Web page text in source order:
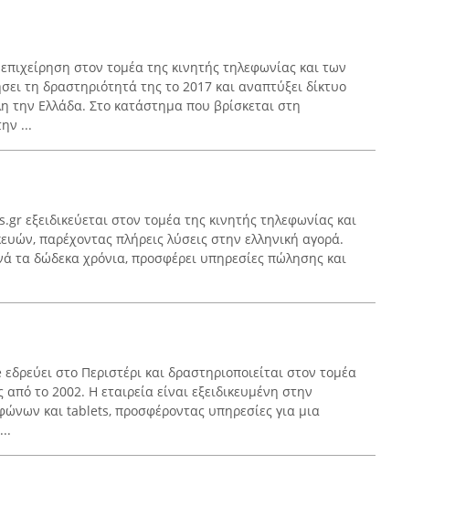
στον τομέα της κινητής τηλεφωνίας και των
τη δραστηριότητά της το 2017 και αναπτύξει δίκτυο
την Ελλάδα. Στο κατάστημα που βρίσκεται στη
...
εξειδικεύεται στον τομέα της κινητής τηλεφωνίας και
παρέχοντας πλήρεις λύσεις στην ελληνική αγορά.
τα δώδεκα χρόνια, προσφέρει υπηρεσίες πώλησης και
στο Περιστέρι και δραστηριοποιείται στον τομέα
το 2002. Η εταιρεία είναι εξειδικευμένη στην
και tablets, προσφέροντας υπηρεσίες για μια